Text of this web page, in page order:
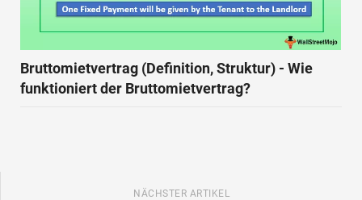
Bruttomietvertrag (Definition, Struktur) - Wie
funktioniert der Bruttomietvertrag?
NÄCHSTER ARTIKEL